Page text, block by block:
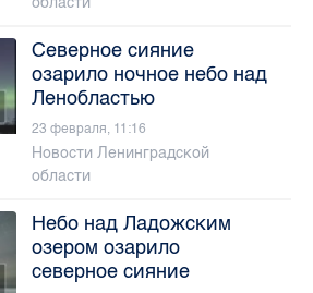
Северное сияние
озарило ночное небо над
Ленобластью
23 февраля, 11:16
Новости Ленинградской
области
Небо над Ладожским
озером озарило
северное сияние